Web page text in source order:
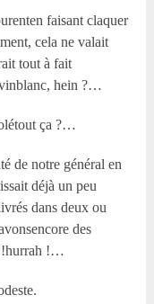
faisant claquer
cela ne valait
tout à fait
vinblanc, hein ?…
ça ?…
de notre général en
déjà un peu
dans deux ou
des
!hurrah !…